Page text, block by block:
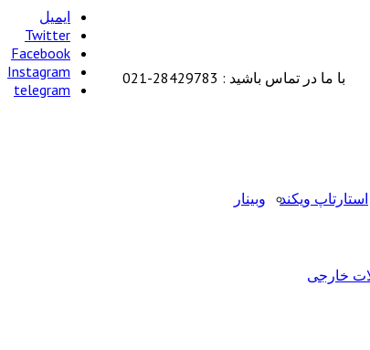
ایمیل
Twitter
Facebook
Instagram
telegram
با ما در تماس باشید : 28429783-021
استارتاپ ویکند
وبینار
خارجی